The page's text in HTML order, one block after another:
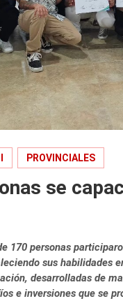
PROVINCIALES
se
170 personas
sus habilidades
desarrolladas de
e inversiones que se